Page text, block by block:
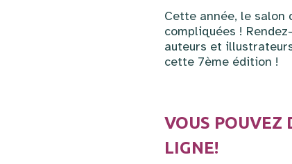
Cette année, le salon
compliquées !
auteurs et
cette 7ème édition !
VOUS POUVEZ
LIGNE!